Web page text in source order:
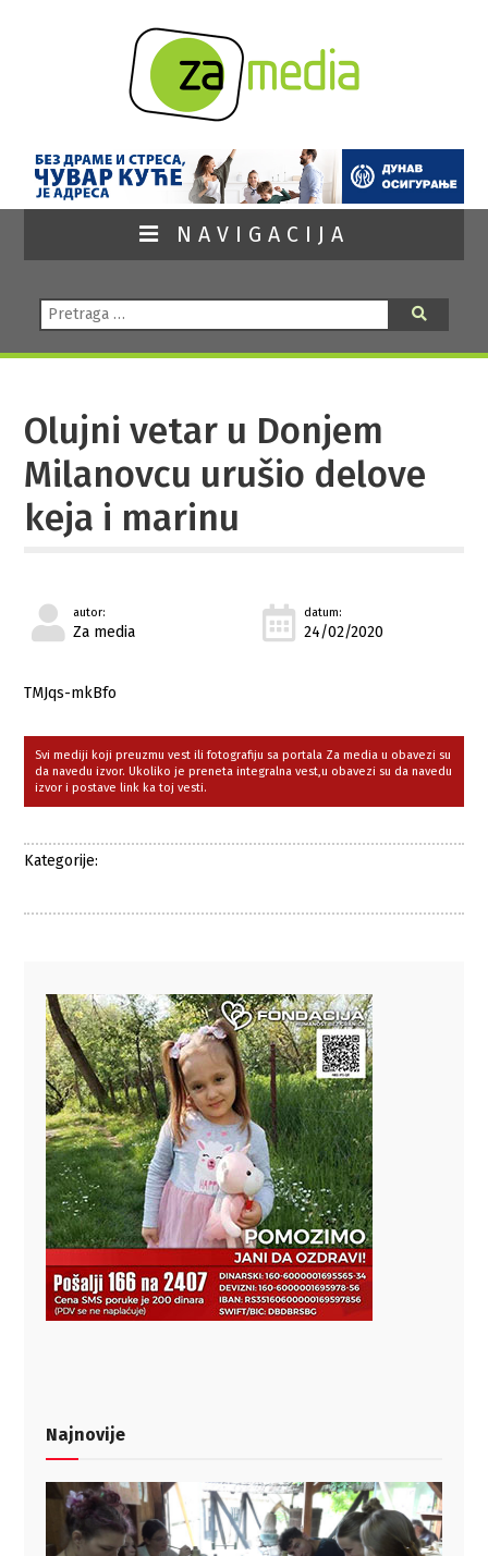
NAVIGACIJA
Pretraga:
Olujni vetar u Donjem
Milanovcu urušio delove
keja i marinu
autor:
Za media
datum:
24/02/2020
TMJqs-mkBfo
Svi mediji koji preuzmu vest ili fotografiju sa portala Za media u obavezi su
da navedu izvor. Ukoliko je preneta integralna vest,u obavezi su da navedu
izvor i postave link ka toj vesti.
Kategorije:
Najnovije